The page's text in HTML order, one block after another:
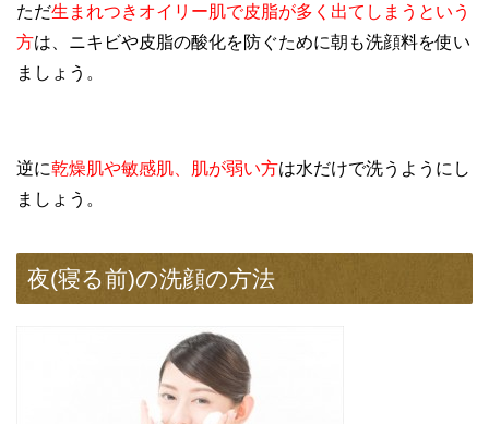
ただ生まれつきオイリー肌で皮脂が多く出てしまうという
方は、ニキビや皮脂の酸化を防ぐために朝も洗顔料を使い
ましょう。
逆に乾燥肌や敏感肌、肌が弱い方は水だけで洗うようにし
ましょう。
夜(寝る前)の洗顔の方法